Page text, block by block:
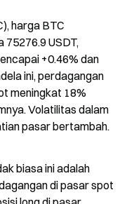
harga BTC
75276.9 USDT,
+0.46% dan
ini, perdagangan
meningkat 18%
Volatilitas dalam
pasar bertambah.
biasa ini adalah
di pasar spot